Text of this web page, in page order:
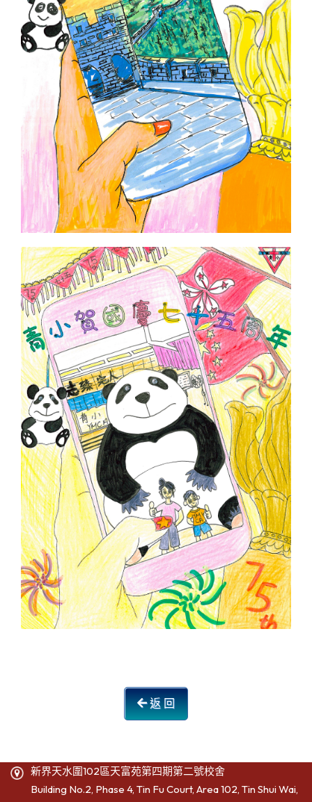
返 回
新界天水圍102區天富苑第四期第二號校舍
Building No.2, Phase 4, Tin Fu Court, Area 102, Tin Shui Wai,